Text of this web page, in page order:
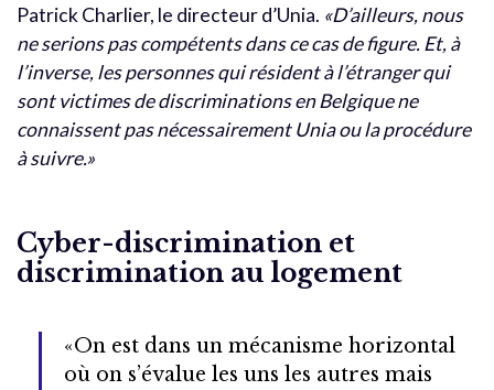
Patrick Charlier, le directeur d’Unia. «D’ailleurs, nous
ne serions pas compétents dans ce cas de figure. Et, à
l’inverse, les personnes qui résident à l’étranger qui
sont victimes de discriminations en Belgique ne
connaissent pas nécessairement Unia ou la procédure
à suivre.»
Cyber-discrimination et
discrimination au logement
«On est dans un mécanisme horizontal
où on s’évalue les uns les autres mais